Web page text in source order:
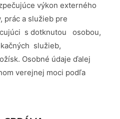
výkon externého
prác a služieb pre
s dotknutou osobou,
služieb,
Osobné údaje ďalej
verejnej moci podľa